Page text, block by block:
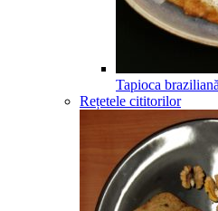
Tapioca
Rețetele cititorilor